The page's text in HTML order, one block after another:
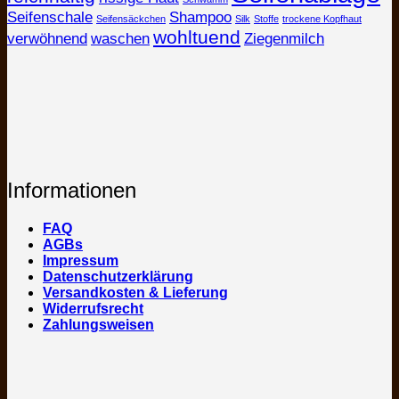
Seifenschale Seifensäckchen Shampoo Silk Stoffe trockene Kopfhaut
verwöhnend waschen wohltuend Ziegenmilch
Informationen
FAQ
AGBs
Impressum
Datenschutzerklärung
Versandkosten & Lieferung
Widerrufsrecht
Zahlungsweisen